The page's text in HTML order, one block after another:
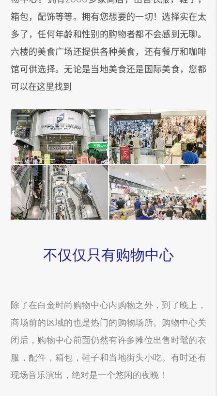
箱包，配饰等等。拥有您想要的一切！ 选择实在太
多了，任何年龄和性别的购物者都不会感到无聊。
六楼的美食广场还提供各种美食，还有餐厅和咖啡
馆可供选择。 无论是当地美食还是国际美食，您都
可以在这里找到
不仅仅只有购物中心
除了在白金时尚购物中心内购物之外，到了晚上，
商场前的区域的也是热门的购物场所。购物中心关
闭后，购物中心前面仍然有许多摊位出售时髦的衣
服，配件，箱包，鞋子和当地街头小吃。有时还有
现场音乐演出，绝对是一个悠闲的夜晚！